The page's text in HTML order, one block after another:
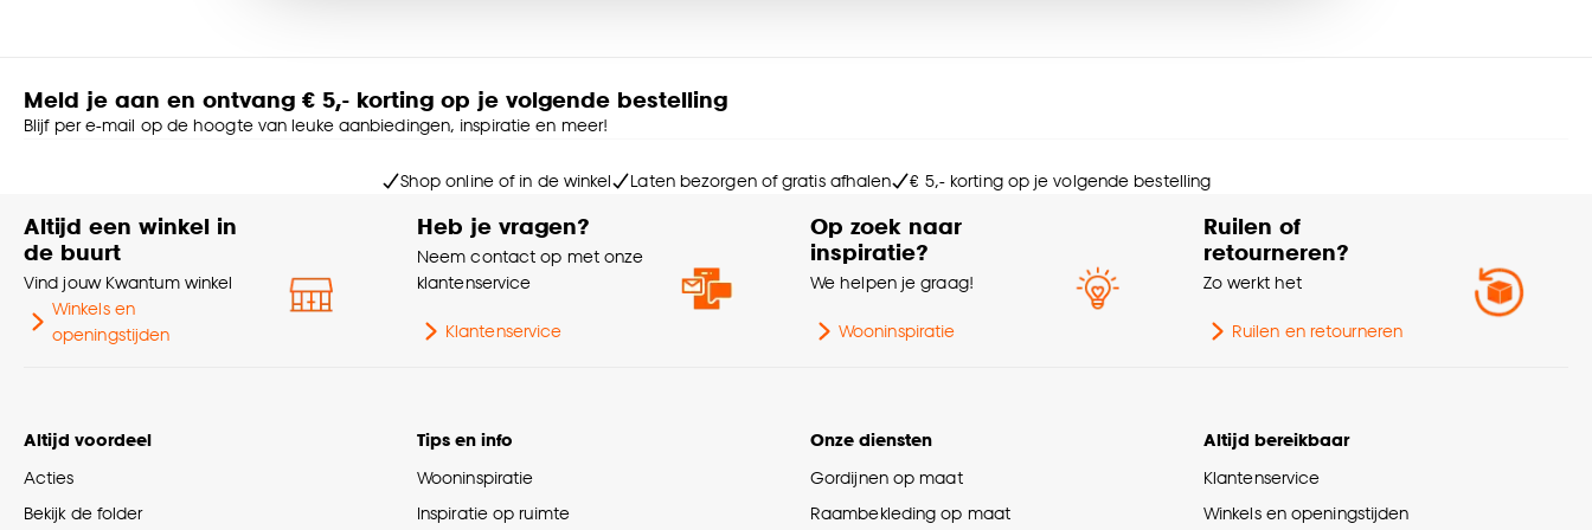
Twijfel je nog of wil je graag advies?
Laat je dan adviseren door een van onze adviseurs aan huis. Samen met de adviseur kies je zonder zorgen thuis je
Maak een afspraak voor advies aan huis in Nederland >
Maak een afspraak voor advies aan huis in België >
Met onze meetinstructies weet je zeker dat je de juiste maten doorgeeft en jouw perfecte gordijn bestelt.
Bekijk de meetinstructies
3%
plooi, Retourplooi enkel,
Vouwgordijn, Wavegordijn,
Enkele plooi
Meld je aan en ontvang € 5,- korting op je volgende bestelling
Blijf per e-mail op de hoogte van leuke aanbiedingen, inspiratie en meer!
Shop online of in de winkel Laten bezorgen of gratis afhalen € 5,- korting op je volgende bestelling
Altijd een winkel in
de buurt
Vind jouw Kwantum winkel
Winkels en
openingstijden
Heb je vragen?
Neem contact op met onze
klantenservice
Klantenservice
Op zoek naar
inspiratie?
We helpen je graag!
Wooninspiratie
Ruilen of
retourneren?
Zo werkt het
Ruilen en retourneren
Altijd voordeel
Acties
Bekijk de folder
Tips en info
Wooninspiratie
Inspiratie op ruimte
Onze diensten
Gordijnen op maat
Raambekleding op maat
Altijd bereikbaar
Klantenservice
Winkels en openingstijden